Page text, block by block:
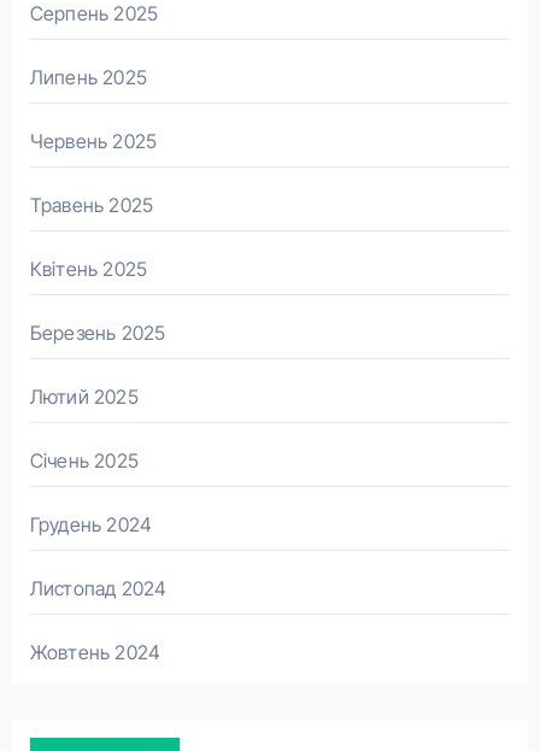
Серпень 2025
Липень 2025
Червень 2025
Травень 2025
Квітень 2025
Березень 2025
Лютий 2025
Січень 2025
Грудень 2024
Листопад 2024
Жовтень 2024